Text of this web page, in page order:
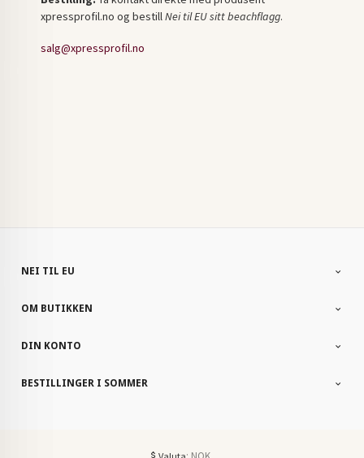
xpressprofil.no og bestillNei til EU sitt beachflagg.
salg@xpressprofil.no
NEI TIL EU
OM BUTIKKEN
DIN KONTO
BESTILLINGER I SOMMER